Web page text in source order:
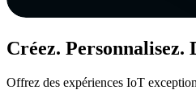
Créez. Personnalisez.
Offrez des expériences IoT